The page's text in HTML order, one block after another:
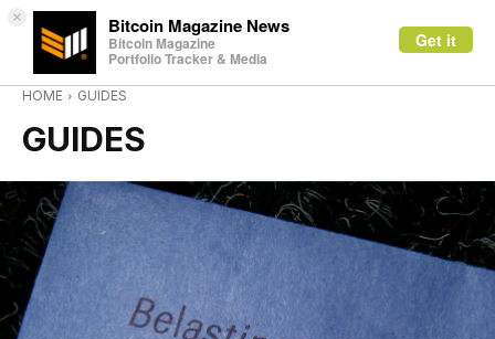
× Bitcoin Magazine News
Bitcoin Magazine
Portfolio Tracker & Media
Get it
HOME GUIDES
GUIDES